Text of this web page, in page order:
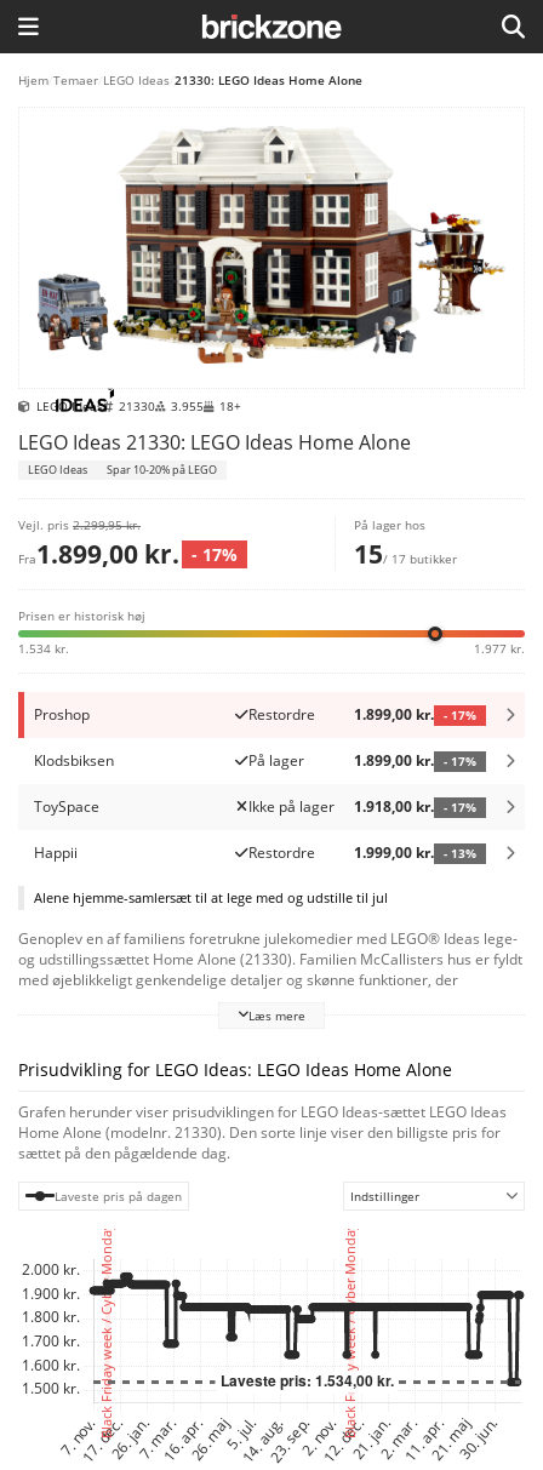
HJEM
LEGO FAVORITTER
Hjem Temaer LEGO Ideas 21330: LEGO Ideas Home Alone
LEGO Ideas 21330 3.955 18+
LEGO Ideas 21330: LEGO Ideas Home Alone
LEGO Ideas Spar 10-20% på LEGO
Vejl. pris 2.299,95 kr.
Fra1.899,00 kr. - 17%
På lager hos
15/ 17 butikker
Prisen er historisk høj
1.534 kr. 1.977 kr.
Proshop Restordre 1.899,00 kr. - 17%
Klodsbiksen På lager 1.899,00 kr. - 17%
ToySpace Ikke på lager 1.918,00 kr. - 17%
Happii Restordre 1.999,00 kr. - 13%
Alene hjemme-samlersæt til at lege med og udstille til jul
Genoplev en af familiens foretrukne julekomedier med LEGO® Ideas lege-
og udstillingssættet Home Alone (21330). Familien McCallisters hus er fyldt
med øjeblikkeligt genkendelige detaljer og skønne funktioner, der
Kevins falske julefest, et fyr i kælderen med LEGO lysklods, faldende
loftet til trætophuset og meget mere. Alle husets etager kan tages af, og
væggene og taget kan åbnes for at give nem adgang. Perfekt julegave
Sættet indeholder 5 LEGO minifigurer af Kevin McCallister, hans mor Kate
McCallister, skurkene Harry og Marv og naboen ""Gamle"" Marley, samt
Harry og Marvs varevogn med koben og politihjelms-elementer indeni.
Med 3.957 elementer er dette det hidtil største LEGO Ideas sæt, og
historien, mens du bygger en fortælling.
Læs mere
Prisudvikling for LEGO Ideas: LEGO Ideas Home Alone
Grafen herunder viser prisudviklingen for LEGO Ideas-sættet LEGO Ideas
Home Alone (modelnr. 21330). Den sorte linje viser den billigste pris for
sættet på den pågældende dag.
Laveste pris på dagen Indstillinger